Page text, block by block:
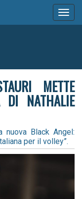
METTE
DI NATHALIE
nuova Black Angel:
per il volley”.